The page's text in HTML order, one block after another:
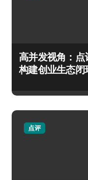
高并发视角：
构建创业生态闭
点评